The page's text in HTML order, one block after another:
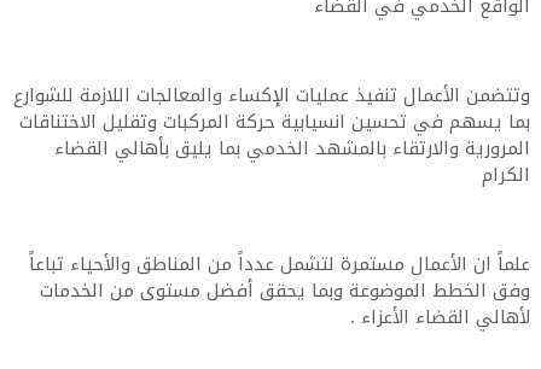
وتتضمن الأعمال تنفيذ عمليات الإكساء والمعالجات اللازمة للشوارع
بما يسهم في تحسين انسيابية حركة المركبات وتقليل الاختناقات
المرورية والارتقاء بالمشهد الخدمي بما يليق بأهالي القضاء
الكرام
علماً ان الأعمال مستمرة لتشمل عدداً من المناطق والأحياء تباعاً
وفق الخطط الموضوعة وبما يحقق أفضل مستوى من الخدمات
لأهالي القضاء الأعزاء .